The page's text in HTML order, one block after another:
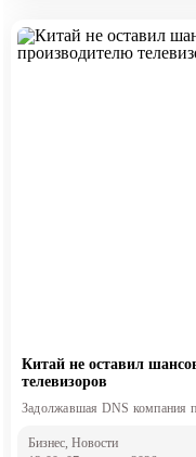
Китай не оставил
телевизоров
Задолжавшая DNS компания
Бизнес, Новости